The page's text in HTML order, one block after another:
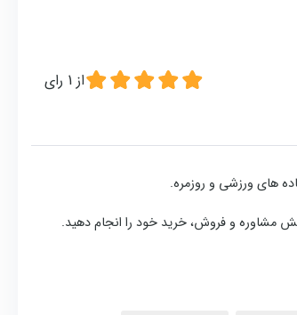
از 1 رای
های ورزشی و روزمره.
مشاوره و فروش، خرید خود را انجام دهید.